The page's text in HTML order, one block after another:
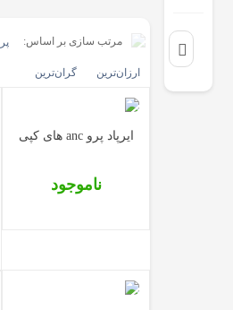
مرتب سازی بر اساس:
ارزان‌ترین گران‌ترین
ایرپاد پرو anc های کپی
ناموجود